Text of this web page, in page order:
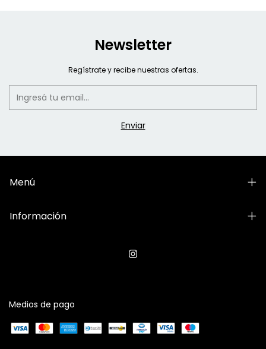
Newsletter
Regístrate y recibe nuestras ofertas.
Menú
Información
Medios de pago